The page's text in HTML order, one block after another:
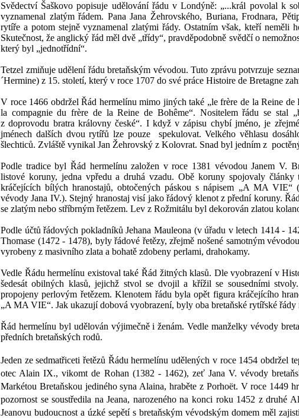
Svědectví Šaškovo popisuje udělování řádu v Londýně: „...král povolal k
vyznamenal zlatým řádem. Pana Jana Žehrovského, Buriana, Frodnara,
rytíře a potom stejně vyznamenal zlatými řády. Ostatním však, kteří neměli
Skutečnost, že anglický řád měl dvě „třídy“, pravděpodobně svědčí o
který byl „jednotřídní“.
Tetzel zmiňuje udělení řádu bretaňským vévodou. Tuto zprávu potvrzuje
´Hermine) z 15. století, který v roce 1707 do své práce Histoire de Bretagne
V roce 1466 obdržel Řád hermelínu mimo jiných také „le frère de la Reine de
la compagnie du frère de la Reine de Bohême“. Nositelem řádu se stal
z doprovodu bratra královny české“. I když v zápisu chybí jméno, je
jménech dalších dvou rytířů lze pouze
spekulovat. Velkého věhlasu
šlechticů. Zvláště vynikal Jan Žehrovský z Kolovrat. Snad byl jedním z
Podle tradice byl Řád hermelínu založen v roce 1381 vévodou Janem V.
listové koruny, jedna vpředu a druhá vzadu. Obě koruny spojovaly články
kráčejících bílých hranostajů, obtočených páskou s nápisem „A MA VIE“
vévody Jana IV.). Stejný hranostaj visí jako řádový klenot z přední koruny.
se zlatým nebo stříbrným řetězem. Lev z Rožmitálu byl dekorován zlatou
Podle účtů řádových pokladníků Jehana Mauleona (v úřadu v letech 1414 -
Thomase (1472 - 1478), byly řádové řetězy, zřejmě nošené samotným
vyrobeny z masivního zlata a bohatě zdobeny perlami, drahokamy.
Vedle Řádu hermelínu existoval také Řád žitných klasů. Dle vyobrazení v
šedesát obilných klasů, jejichž stvol se dvojil a křížil se sousedními
propojeny perlovým řetězem. Klenotem řádu byla opět figura kráčejícího
„A MA VIE“. Jak ukazují dobová vyobrazení, byly oba bretaňské rytířské řády
Řád hermelínu byl udělován výjimečně i ženám. Vedle manželky vévody
předních bretaňských rodů.
Jeden ze sedmatřiceti řetězů Řádu hermelínu udělených v roce 1454 obdržel
otec Alain IX., vikomt de Rohan (1382 - 1462), zeť Jana V. vévody
Markétou Bretaňskou jediného syna Alaina, hraběte z Porhoët. V roce 1449
pozornost se soustředila na Jeana, narozeného na konci roku 1452 z druhé
Jeanovu budoucnost a úzké sepětí s bretaňským vévodským domem měl